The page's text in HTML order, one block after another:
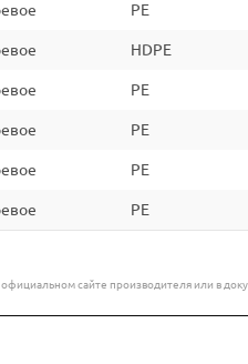
PE
HDPE
PE
PE
PE
PE
сайте производителя или в